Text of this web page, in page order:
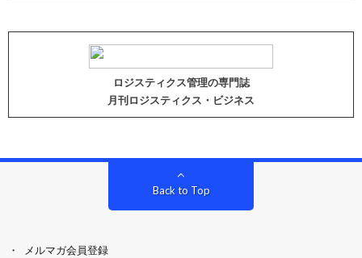
ロジスティクス管理の専門誌
月刊ロジスティクス・ビジネス
Back to Top
メルマガ会員登録